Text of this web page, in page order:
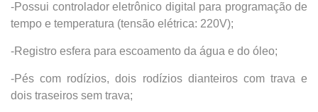
-Possui controlador eletrônico digital para programação de
tempo e temperatura (tensão elétrica: 220V);
-Registro esfera para escoamento da água e do óleo;
-Pés com rodízios, dois rodízios dianteiros com trava e
dois traseiros sem trava;